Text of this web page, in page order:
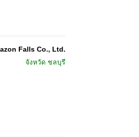
Falls Co., Ltd.
จังหวัด ชลบุรี